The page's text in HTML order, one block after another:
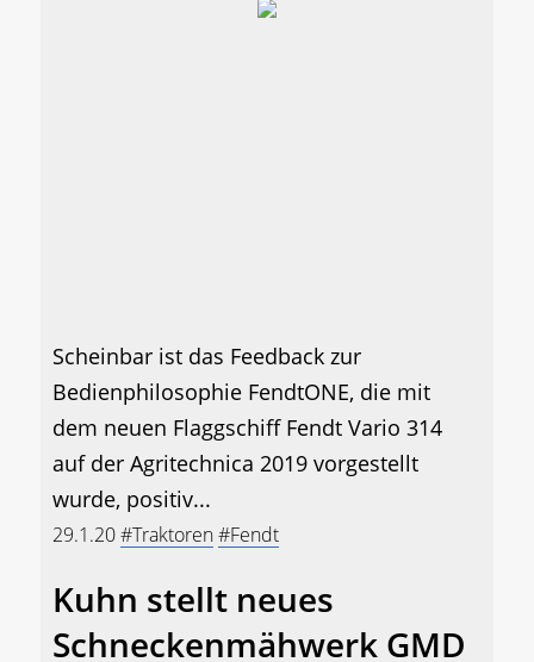
Scheinbar ist das Feedback zur
Bedienphilosophie FendtONE, die mit
dem neuen Flaggschiff Fendt Vario 314
auf der Agritechnica 2019 vorgestellt
wurde, positiv...
29.1.20#Traktoren#Fendt
Kuhn stellt neues
Schneckenmähwerk GMD